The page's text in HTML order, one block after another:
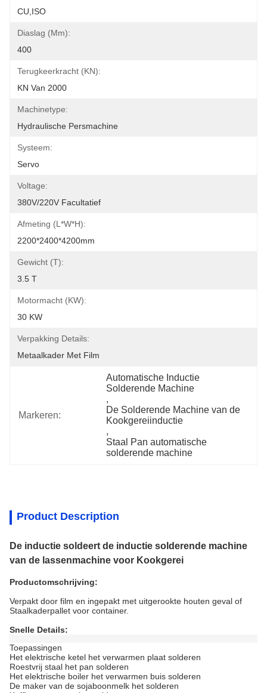
CU,ISO
Diaslag (mm):
400
Terugkeerkracht (kN):
KN Van 2000
Machinetype:
Hydraulische Persmachine
Systeem:
Servo
Voltage:
380V/220V Facultatief
Afmeting (l*w*h):
2200*2400*4200mm
Gewicht (t):
3.5 T
Motormacht (kW):
30 KW
Verpakking Details:
Metaalkader Met Film
Markeren:
Automatische Inductie
Solderende Machine
,
De Solderende Machine van de
Kookgereiinductie
,
Staal Pan automatische
solderende machine
Product Description
De inductie soldeert de inductie solderende machine
van de lassenmachine voor Kookgerei
Productomschrijving:
Verpakt door film en ingepakt met uitgerookte houten geval of
Staalkaderpallet voor container.
Snelle Details:
Toepassingen
Het elektrische ketel het verwarmen plaat solderen
Roestvrij staal het pan solderen
Het elektrische boiler het verwarmen buis solderen
De maker van de sojaboonmelk het solderen